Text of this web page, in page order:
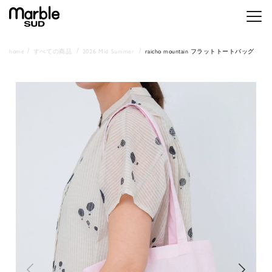
メニ
home すべての商品 2026 Mid Summer raicho mountain フラットトートバッグ